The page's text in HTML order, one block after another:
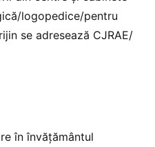
logopedice/pentru
se adresează CJRAE/
în învăţământul